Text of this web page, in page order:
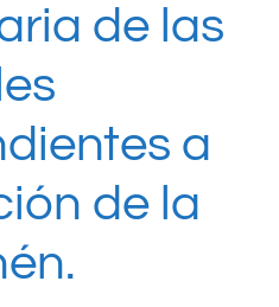
de las
a
de la